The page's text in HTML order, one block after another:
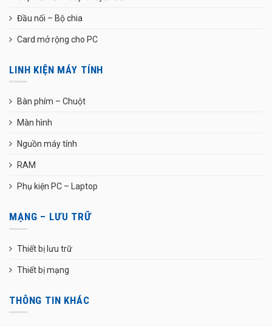
Đầu nối – Bộ chia
Card mở rộng cho PC
LINH KIỆN MÁY TÍNH
Bàn phím – Chuột
Màn hình
Nguồn máy tính
RAM
Phụ kiện PC – Laptop
MẠNG – LƯU TRỮ
Thiết bị lưu trữ
Thiết bị mạng
THÔNG TIN KHÁC